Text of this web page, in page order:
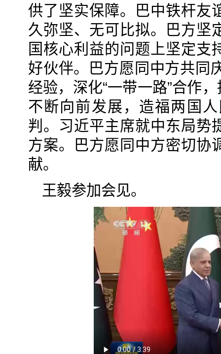
供了坚实保障。巴中铁杆友
久弥坚、无可比拟。巴方坚
国核心利益的问题上坚定支
好伙伴。巴方愿同中方共同
经验，深化“一带一路”合作
不断向前发展，造福两国
判。习近平主席就中东局势
方案。巴方愿同中方密切协
献。
王毅参加会见。